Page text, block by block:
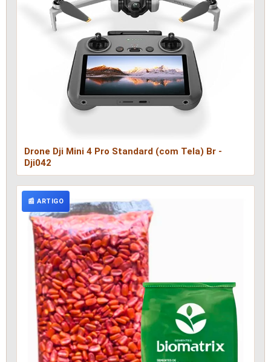
Drone Dji Mini 4 Pro Standard (com Tela) Br -
Dji042
📰 ARTIGO